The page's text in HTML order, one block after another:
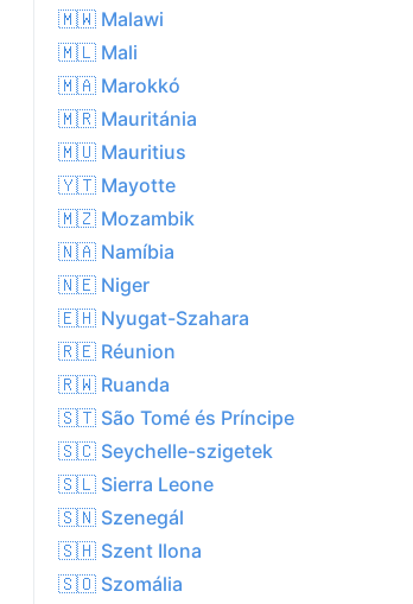
Helyenként eső
a közelben
25.9°C
25.0°C
24.4°C
80%
25.6 kph
0.5 mm
6.0
06:41 AM
07:04 PM
🇲🇼 Malawi
🇲🇱 Mali
🇲🇦 Marokkó
🇲🇷 Mauritánia
🇲🇺 Mauritius
🇾🇹 Mayotte
🇲🇿 Mozambik
🇳🇦 Namíbia
🇳🇪 Niger
🇪🇭 Nyugat-Szahara
🇷🇪 Réunion
🇷🇼 Ruanda
🇸🇹 São Tomé és Príncipe
🇸🇨 Seychelle-szigetek
🇸🇱 Sierra Leone
🇸🇳 Szenegál
🇸🇭 Szent Ilona
🇸🇴 Szomália